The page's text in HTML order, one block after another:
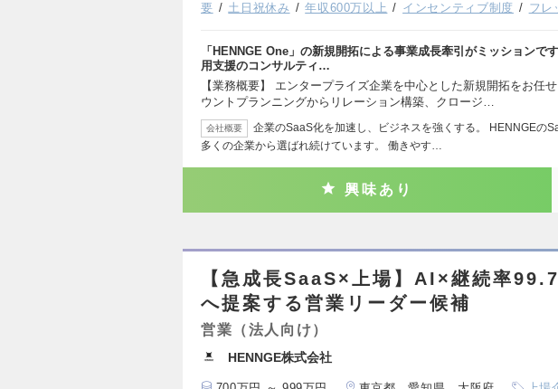
要
土日祝休み 年収600万以上 インセンティブ制度 フレ
「HENNGE One」の新規開拓による事業成長牽引がミッションで
用支援のコンサルティ…
【業務概要】 エンタープライズ企業を中心とした新規開拓をお任
ウントプランニングからリレーション構築、クロージ…
会社概要
企業のSaaS化を加速し、ビジネスを強くする。 HENNGEの
多くの企業から選ばれ続けています。 働きやす…
興味あり
【急成長SaaS×上場】AI×継続率
へ提案する営業リーダー候補
営業（法人向け）
HENNGE株式会社